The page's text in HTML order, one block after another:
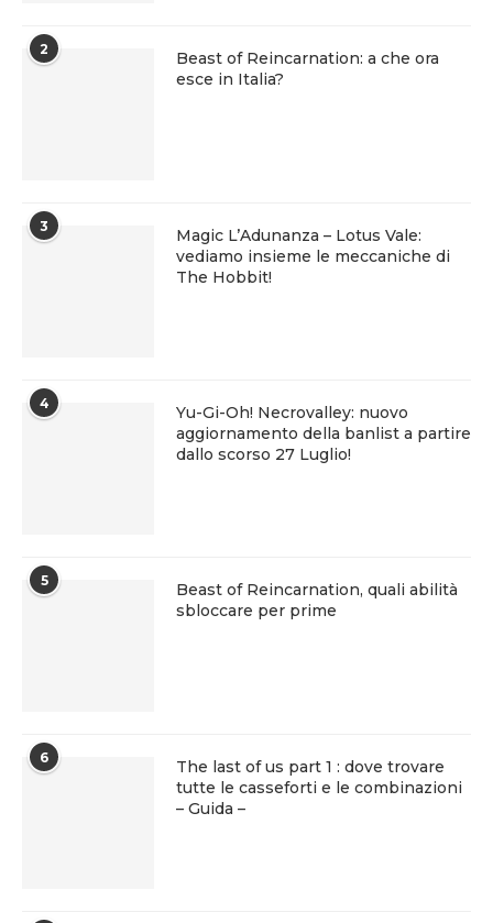
2
Beast of Reincarnation: a che ora
esce in Italia?
3
Magic L’Adunanza – Lotus Vale:
vediamo insieme le meccaniche di
The Hobbit!
4
Yu-Gi-Oh! Necrovalley: nuovo
aggiornamento della banlist a partire
dallo scorso 27 Luglio!
5
Beast of Reincarnation, quali abilità
sbloccare per prime
6
The last of us part 1 : dove trovare
tutte le casseforti e le combinazioni
– Guida –